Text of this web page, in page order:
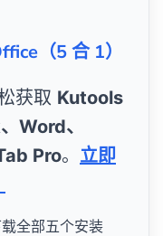
（5 合 1）
获取 Kutools
Word、
Pro。 立即
全部五个安装